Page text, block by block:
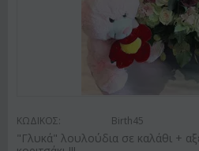
ΚΩΔΙΚΟΣ: Birth45
"Γλυκά" λουλούδια σε καλάθι +